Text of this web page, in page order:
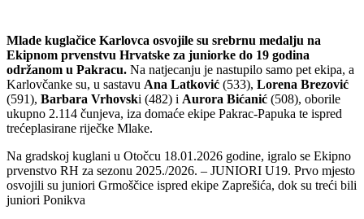
Mlade kuglačice Karlovca osvojile su srebrnu medalju na
Ekipnom prvenstvu Hrvatske za juniorke do 19 godina
održanom u Pakracu. Na natjecanju je nastupilo samo pet ekipa, a
Karlovčanke su, u sastavu Ana Latković (533), Lorena Brezović
(591), Barbara Vrhovski (482) i Aurora Bićanić (508), oborile
ukupno 2.114 čunjeva, iza domaće ekipe Pakrac-Papuka te ispred
trećeplasirane riječke Mlake.
Na gradskoj kuglani u Otočcu 18.01.2026 godine, igralo se Ekipno
prvenstvo RH za sezonu 2025./2026. – JUNIORI U19. Prvo mjesto
osvojili su juniori Grmoščice ispred ekipe Zaprešića, dok su treći bili
juniori Ponikva